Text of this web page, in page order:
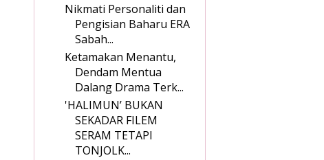
Nikmati Personaliti dan
Pengisian Baharu ERA
Sabah...
Ketamakan Menantu,
Dendam Mentua
Dalang Drama Terk...
'HALIMUN’ BUKAN
SEKADAR FILEM
SERAM TETAPI
TONJOLK...